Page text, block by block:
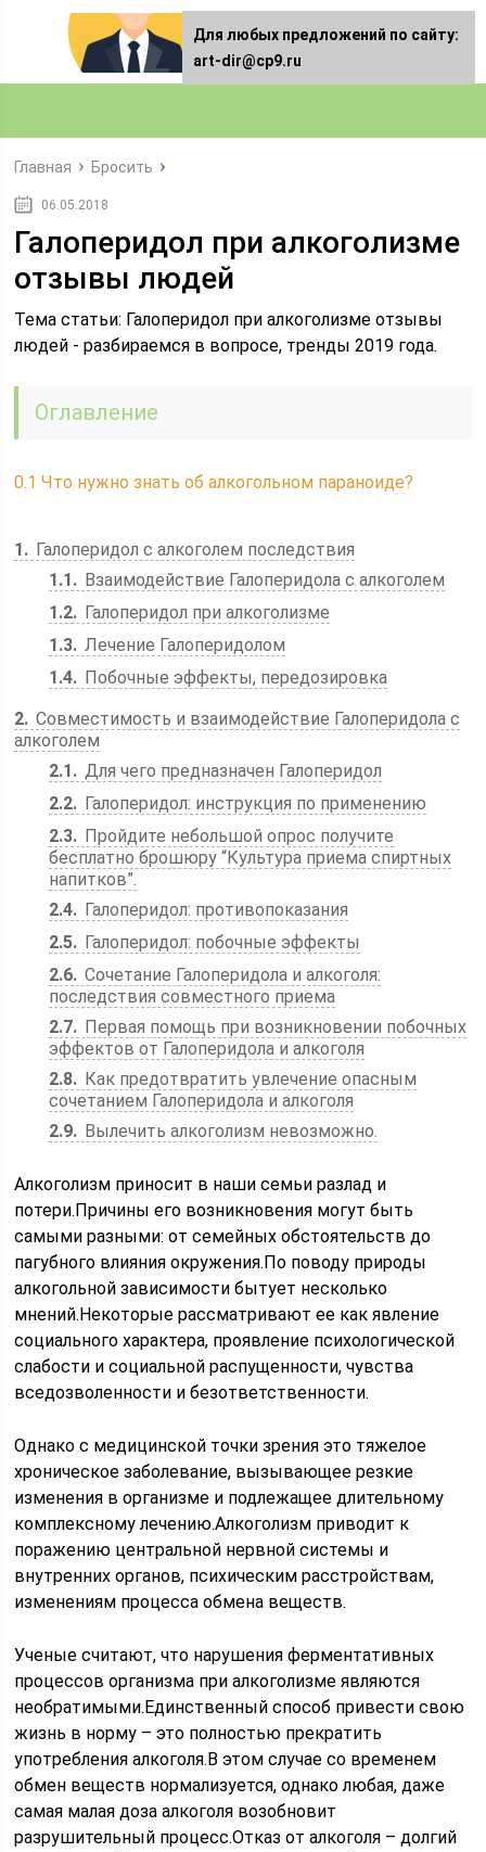
Главная Бросить
06.05.2018
Галоперидол при алкоголизме
отзывы людей
Тема статьи: Галоперидол при алкоголизме отзывы
людей - разбираемся в вопросе, тренды 2019 года.
Оглавление
0.1 Что нужно знать об алкогольном параноиде?
1
Галоперидол с алкоголем последствия
1.1
Взаимодействие Галоперидола с алкоголем
1.2
Галоперидол при алкоголизме
1.3 Лечение Галоперидолом
1.4
Побочные эффекты, передозировка
2 Совместимость и взаимодействие Галоперидола с
алкоголем
2.1
Для чего предназначен Галоперидол
2.2
Галоперидол: инструкция по применению
2.3
Пройдите небольшой опрос получите
бесплатно брошюру “Культура приема спиртных
напитков”.
2.4
Галоперидол: противопоказания
2.5
Галоперидол: побочные эффекты
2.6 Сочетание Галоперидола и алкоголя:
последствия совместного приема
2.7
Первая помощь при возникновении побочных
эффектов от Галоперидола и алкоголя
2.8
Как предотвратить увлечение опасным
сочетанием Галоперидола и алкоголя
2.9
Вылечить алкоголизм невозможно.
Алкоголизм приносит в наши семьи разлад и
потери.Причины его возникновения могут быть
самыми разными: от семейных обстоятельств до
пагубного влияния окружения.По поводу природы
алкогольной зависимости бытует несколько
мнений.Некоторые рассматривают ее как явление
социального характера, проявление психологической
слабости и социальной распущенности, чувства
вседозволенности и безответственности.
Однако с медицинской точки зрения это тяжелое
хроническое заболевание, вызывающее резкие
изменения в организме и подлежащее длительному
комплексному лечению.Алкоголизм приводит к
поражению центральной нервной системы и
внутренних органов, психическим расстройствам,
изменениям процесса обмена веществ.
Ученые считают, что нарушения ферментативных
процессов организма при алкоголизме являются
необратимыми.Единственный способ привести свою
жизнь в норму – это полностью прекратить
употребления алкоголя.В этом случае со временем
обмен веществ нормализуется, однако любая, даже
самая малая доза алкоголя возобновит
разрушительный процесс.Отказ от алкоголя – долгий
Для любых предложений по сайту:
art-dir@cp9.ru